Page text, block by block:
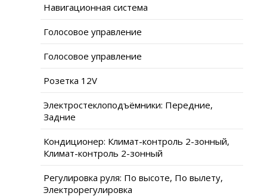
Навигационная система
Голосовое управление
Голосовое управление
Розетка 12V
Электростеклоподъёмники: Передние,
Задние
Кондиционер: Климат-контроль 2-зонный,
Климат-контроль 2-зонный
Регулировка руля: По высоте, По вылету,
Электрорегулировка